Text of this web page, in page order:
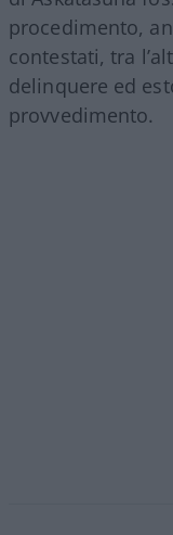
procedimento,
contestati, tra
delinquere ed
provvedimento.